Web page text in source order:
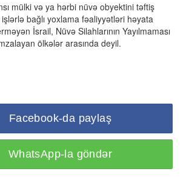
mülki və ya hərbi nüvə obyektini təftiş
bağlı yoxlama fəaliyyətləri həyata
İsrail, Nüvə Silahlarının Yayılmaması
ölkələr arasında deyil.
Facebook-da paylaş
WhatsApp-la göndər